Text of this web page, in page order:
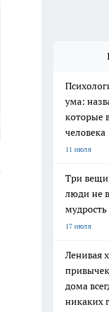
ума:
которые
человека
11 июля
Три
люди не
17 июля
Ленивая
дома
никаких